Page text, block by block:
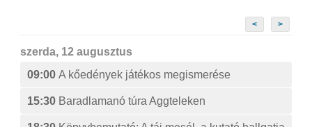
< >
szerda, 12 augusztus
09:00 A kőedények játékos megismerése
15:30 Baradlamanó túra Aggteleken